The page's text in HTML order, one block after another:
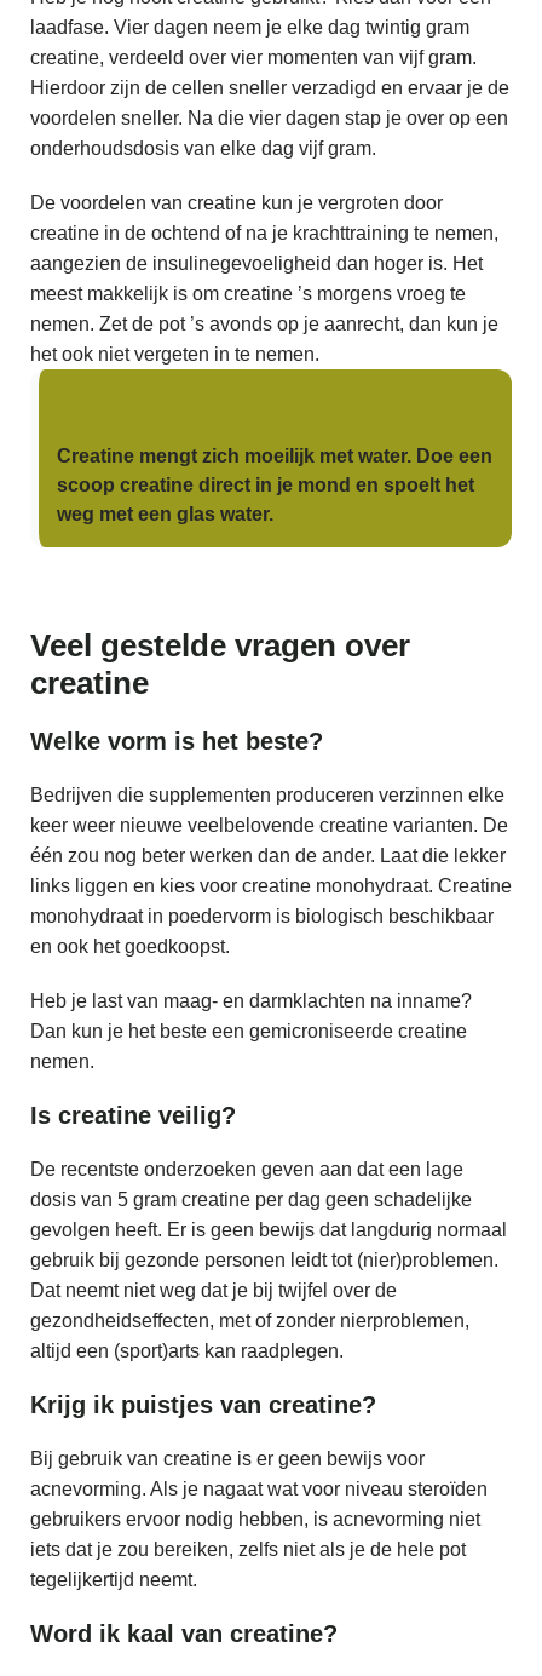
laadfase. Vier dagen neem je elke dag twintig gram
creatine, verdeeld over vier momenten van vijf gram.
Hierdoor zijn de cellen sneller verzadigd en ervaar je de
voordelen sneller. Na die vier dagen stap je over op een
onderhoudsdosis van elke dag vijf gram.
De voordelen van creatine kun je vergroten door
creatine in de ochtend of na je krachttraining te nemen,
aangezien de insulinegevoeligheid dan hoger is. Het
meest makkelijk is om creatine ’s morgens vroeg te
nemen. Zet de pot ’s avonds op je aanrecht, dan kun je
het ook niet vergeten in te nemen.
Creatine mengt zich moeilijk met water. Doe een
scoop creatine direct in je mond en spoelt het
weg met een glas water.
Veel gestelde vragen over
creatine
Welke vorm is het beste?
Bedrijven die supplementen produceren verzinnen elke
keer weer nieuwe veelbelovende creatine varianten. De
één zou nog beter werken dan de ander. Laat die lekker
links liggen en kies voor creatine monohydraat. Creatine
monohydraat in poedervorm is biologisch beschikbaar
en ook het goedkoopst.
Heb je last van maag- en darmklachten na inname?
Dan kun je het beste een gemicroniseerde creatine
nemen.
Is creatine veilig?
De recentste onderzoeken geven aan dat een lage
dosis van 5 gram creatine per dag geen schadelijke
gevolgen heeft. Er is geen bewijs dat langdurig normaal
gebruik bij gezonde personen leidt tot (nier)problemen.
Dat neemt niet weg dat je bij twijfel over de
gezondheidseffecten, met of zonder nierproblemen,
altijd een (sport)arts kan raadplegen.
Krijg ik puistjes van creatine?
Bij gebruik van creatine is er geen bewijs voor
acnevorming. Als je nagaat wat voor niveau steroïden
gebruikers ervoor nodig hebben, is acnevorming niet
iets dat je zou bereiken, zelfs niet als je de hele pot
tegelijkertijd neemt.
Word ik kaal van creatine?